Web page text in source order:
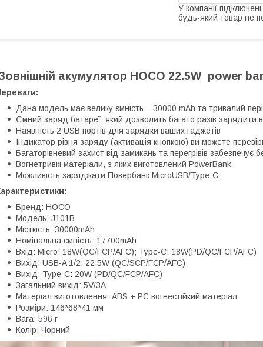
У компанії
будь-який товар не
акумулятор HOCO 22.5W power
Дана модель має велику ємність – 30000 mAh та тривалий
Ємний заряд батареї, який дозволить багато разів зарядити
Наявність 2 USB портів для зарядки ваших гаджетів
Індикатор рівня заряду (активація кнопкою) ви можете
Багаторівневий захист від замикань та перегрівів забезпечує
Вогнетривкі матеріали, з яких виготовлений PowerBank
Можливість заряджати Повербанк MicroUSB/Type-C
Бренд: HOCO
Модель: J101B
Місткість: 30000mAh
Номінальна ємність: 17700mAh
Вхід: Micro: 18W(QC/FCP/AFC); Type-C: 18W(PD/QC/FCP/AFC)
Вихід: USB-A 1/2: 22.5W (QC/SCP/FCP/AFC)
Вихід: Type-C: 20W (PD/QC/FCP/AFC)
Загальний вихід: 5V/3A
Матеріал виготовлення: ABS + PC вогнестійкий матеріал
Розміри: 146*68*41 мм
Вага: 596 г
Колір: Чорний